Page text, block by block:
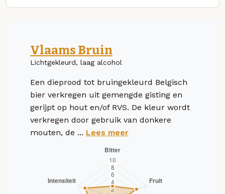
Vlaams Bruin
Lichtgekleurd, laag alcohol
Een dieprood tot bruingekleurd Belgisch
bier verkregen uit gemengde gisting en
gerijpt op hout en/of RVS. De kleur wordt
verkregen door gebruik van donkere
mouten, de ... Lees meer